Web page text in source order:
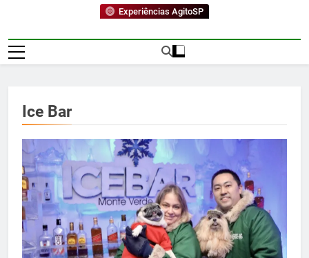
Experiências AgitoSP
Ice Bar